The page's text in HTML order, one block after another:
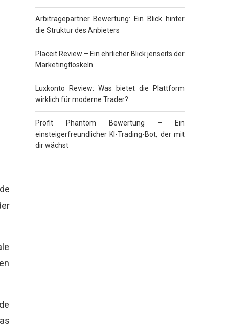
Arbitragepartner Bewertung: Ein Blick hinter
die Struktur des Anbieters
Placeit Review – Ein ehrlicher Blick jenseits der
Marketingfloskeln
Luxkonto Review: Was bietet die Plattform
wirklich für moderne Trader?
Profit Phantom Bewertung – Ein
einsteigerfreundlicher KI-Trading-Bot, der mit
dir wächst